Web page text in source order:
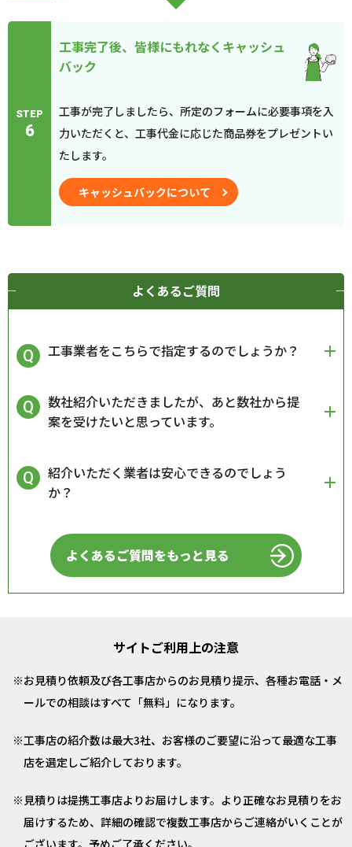
STEP
6
工事完了後、皆様にもれなくキャッシュ
バック
工事が完了しましたら、所定のフォームに必要事項を入
力いただくと、工事代金に応じた商品券をプレゼントい
たします。
キャッシュバックについて
よくあるご質問
工事業者をこちらで指定するのでしょうか？
数社紹介いただきましたが、あと数社から提
案を受けたいと思っています。
紹介いただく業者は安心できるのでしょう
か？
よくあるご質問をもっと見る
サイトご利用上の注意
お見積り依頼及び各工事店からのお見積り提示、各種お電話・メ
ールでの相談はすべて「無料」になります。
工事店の紹介数は最大3社、お客様のご要望に沿って最適な工事
店を選定しご紹介しております。
見積りは提携工事店よりお届けします。より正確なお見積りをお
届けするため、詳細の確認で複数工事店からご連絡がいくことが
ございます。予めご了承ください。